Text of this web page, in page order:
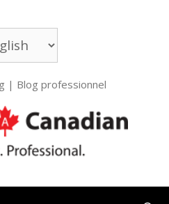
| Blog professionnel